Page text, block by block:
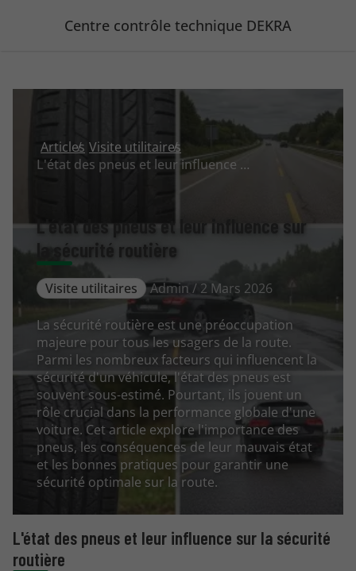
Centre contrôle technique DEKRA
Articles Visite utilitaires
L'état des pneus et leur influence sur la sécurité routière
L'état des pneus et leur influence sur
la sécurité routière
Visite utilitaires Admin / 2 Mars 2026
La sécurité routière est une préoccupation
majeure pour tous les usagers de la route.
Parmi les nombreux facteurs qui influencent la
sécurité d'un véhicule, l'état des pneus est
souvent sous-estimé. Pourtant, ils jouent un
rôle crucial dans la performance globale d'une
voiture. Cet article explore l'importance des
pneus, les conséquences de leur mauvais état
et les bonnes pratiques pour garantir une
sécurité optimale sur la route.
L'état des pneus et leur influence sur la sécurité
routière